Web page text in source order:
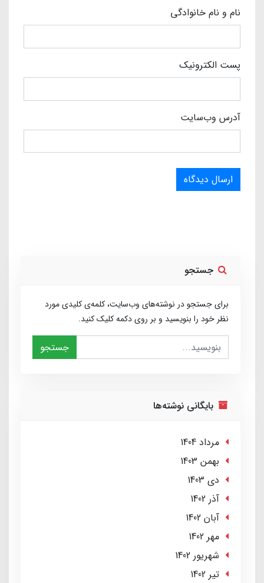
نام و نام خانوادگی
پست الکترونیک
آدرس وب‌سایت
ارسال دیدگاه
جستجو
برای جستجو در نوشته‌های وب‌سایت، کلمه‌ی کلیدی مورد
نظر خود را بنویسید و بر روی دکمه کلیک کنید.
جستجو
بایگانی نوشته‌ها
مرداد 1404
بهمن 1403
دی 1403
آذر 1402
آبان 1402
مهر 1402
شهریور 1402
تير 1402